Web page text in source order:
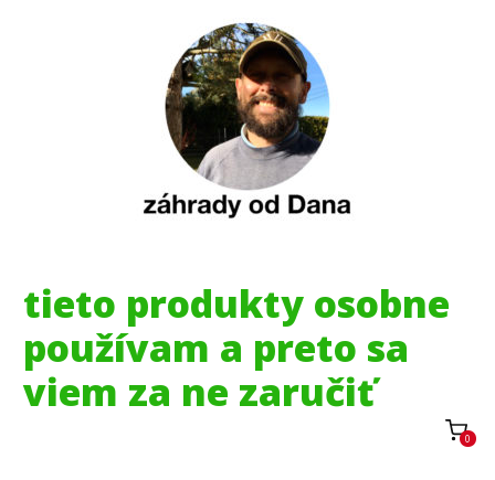
tieto produkty osobne
používam a preto sa
viem za ne zaručiť
0